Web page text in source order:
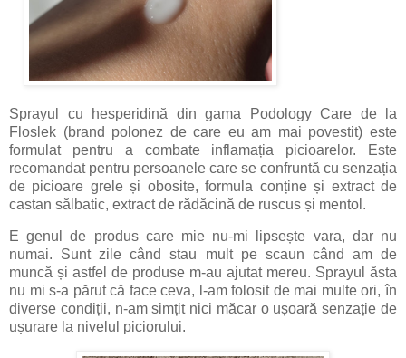
Sprayul cu hesperidină din gama Podology Care de la
Floslek (brand polonez de care eu am mai povestit) este
formulat pentru a combate inflamația picioarelor. Este
recomandat pentru persoanele care se confruntă cu senzația
de picioare grele și obosite, formula conține și extract de
castan sălbatic, extract de rădăcină de ruscus și mentol.
E genul de produs care mie nu-mi lipsește vara, dar nu
numai. Sunt zile când stau mult pe scaun când am de
muncă și astfel de produse m-au ajutat mereu. Sprayul ăsta
nu mi s-a părut că face ceva, l-am folosit de mai multe ori, în
diverse condiții, n-am simțit nici măcar o ușoară senzație de
ușurare la nivelul piciorului.